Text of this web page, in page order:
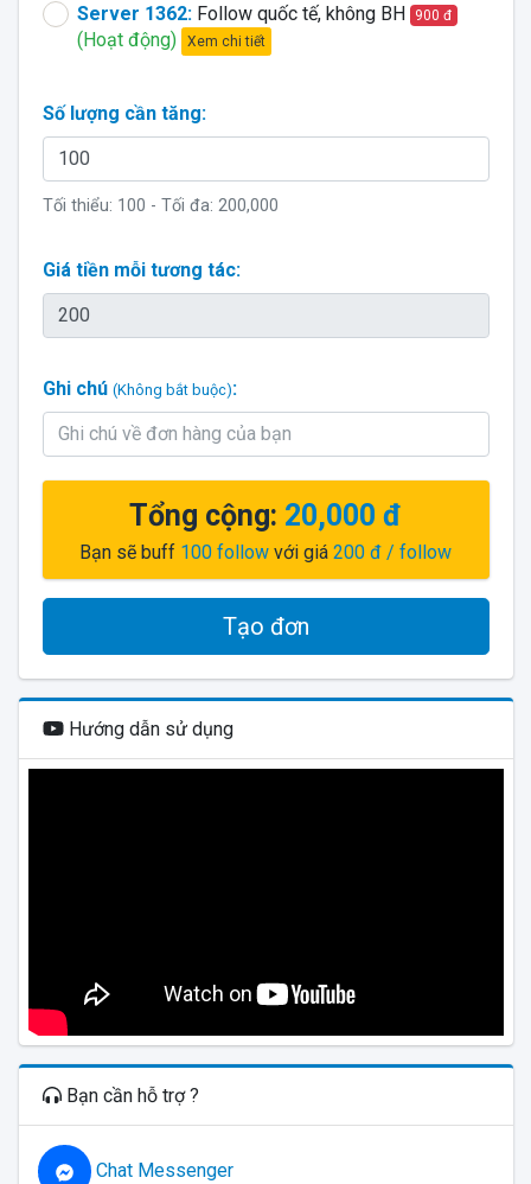
Server 1362:Follow quốc tế, không BH 900 đ
(Hoạt động) Xem chi tiết
Số lượng cần tăng:
Tối thiểu: 100 - Tối đa: 200,000
Giá tiền mỗi tương tác:
Ghi chú (Không bắt buộc):
Tổng cộng: 20,000 đ
Bạn sẽ buff 100 follow với giá 200 đ / follow
Tạo đơn
Hướng dẫn sử dụng
Bạn cần hỗ trợ ?
Chat Messenger